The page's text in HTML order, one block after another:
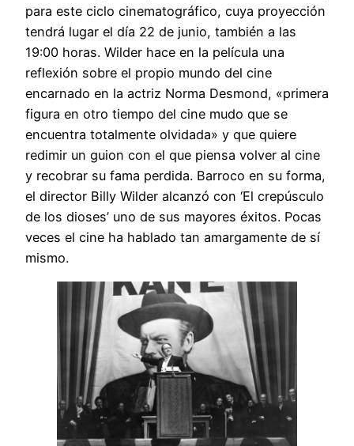
para este ciclo cinematográfico, cuya proyección
tendrá lugar el día 22 de junio, también a las
19:00 horas. Wilder hace en la película una
reflexión sobre el propio mundo del cine
encarnado en la actriz Norma Desmond, «primera
figura en otro tiempo del cine mudo que se
encuentra totalmente olvidada» y que quiere
redimir un guion con el que piensa volver al cine
y recobrar su fama perdida. Barroco en su forma,
el director Billy Wilder alcanzó con ‘El crepúsculo
de los dioses’ uno de sus mayores éxitos. Pocas
veces el cine ha hablado tan amargamente de sí
mismo.